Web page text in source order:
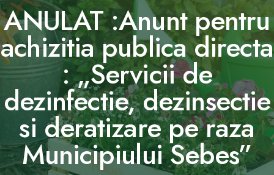
ANULAT :Anunt pentru
achizitia publica directa
: „Servicii de
dezinfectie, dezinsectie
si deratizare pe raza
Municipiului Sebes”